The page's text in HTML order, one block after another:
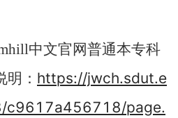
中文官网普通本专科
： https://jwch.sdut.e
c9617a456718/page.